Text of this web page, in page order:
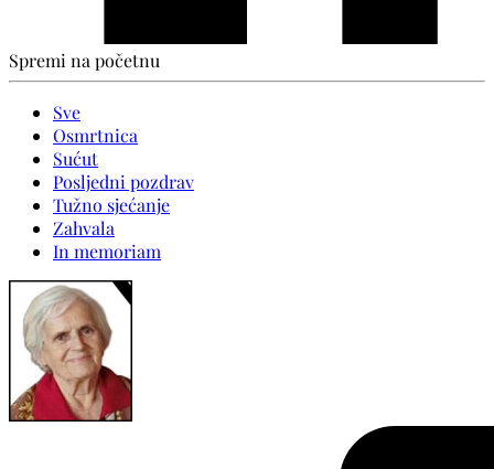
Spremi na početnu
Sve
Osmrtnica
Sućut
Posljedni pozdrav
Tužno sjećanje
Zahvala
In memoriam